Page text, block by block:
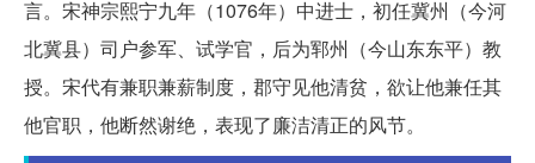
言。宋神宗熙宁九年（1076年）中进士，初任冀州（今河
北冀县）司户参军、试学官，后为郓州（今山东东平）教
授。宋代有兼职兼薪制度，郡守见他清贫，欲让他兼任其
他官职，他断然谢绝，表现了廉洁清正的风节。